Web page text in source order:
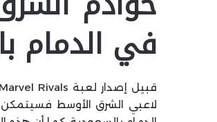
في الدمام
قبيل إصدار لعبة Marvel Rivals من